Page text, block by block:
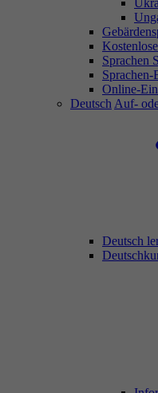
Sprachen
Online-
Deutsch Auf-
Deutsch